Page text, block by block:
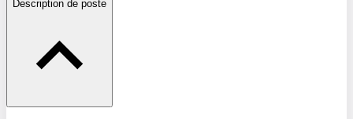
Description de poste